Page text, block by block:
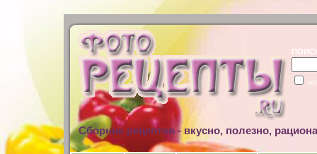
Сборник рецептов - вкусно, полезно,